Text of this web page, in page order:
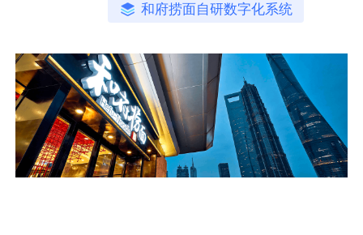
和府捞面自研数字化系统